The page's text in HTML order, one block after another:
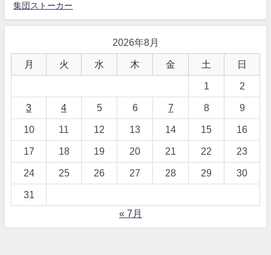
集団ストーカー
2026年8月
月 火 水 木 金 土 日
1 2
3 4 5 6 7 8 9
10 11 12 13 14 15 16
17 18 19 20 21 22 23
24 25 26 27 28 29 30
31
« 7月